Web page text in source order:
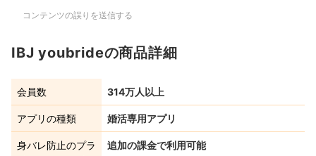
コンテンツの誤りを送信する
IBJ youbrideの商品詳細
会員数 314万人以上
アプリの種類 婚活専用アプリ
身バレ防止のプラ
追加の課金で利用可能